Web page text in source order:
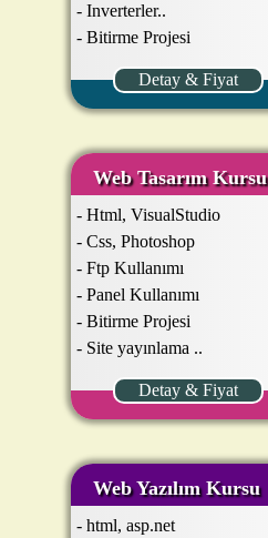
- Inverterler..
- Bitirme Projesi
Detay & Fiyat
Web Tasarım Kursu
- Html, VisualStudio
- Css, Photoshop
- Ftp Kullanımı
- Panel Kullanımı
- Bitirme Projesi
- Site yayınlama ..
Detay & Fiyat
Web Yazılım Kursu
- html, asp.net